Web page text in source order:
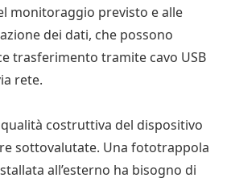
monitoraggio previsto e alle
dei dati, che possono
trasferimento tramite cavo USB
rete.
costruttiva del dispositivo
sottovalutate. Una fototrappola
all’esterno ha bisogno di